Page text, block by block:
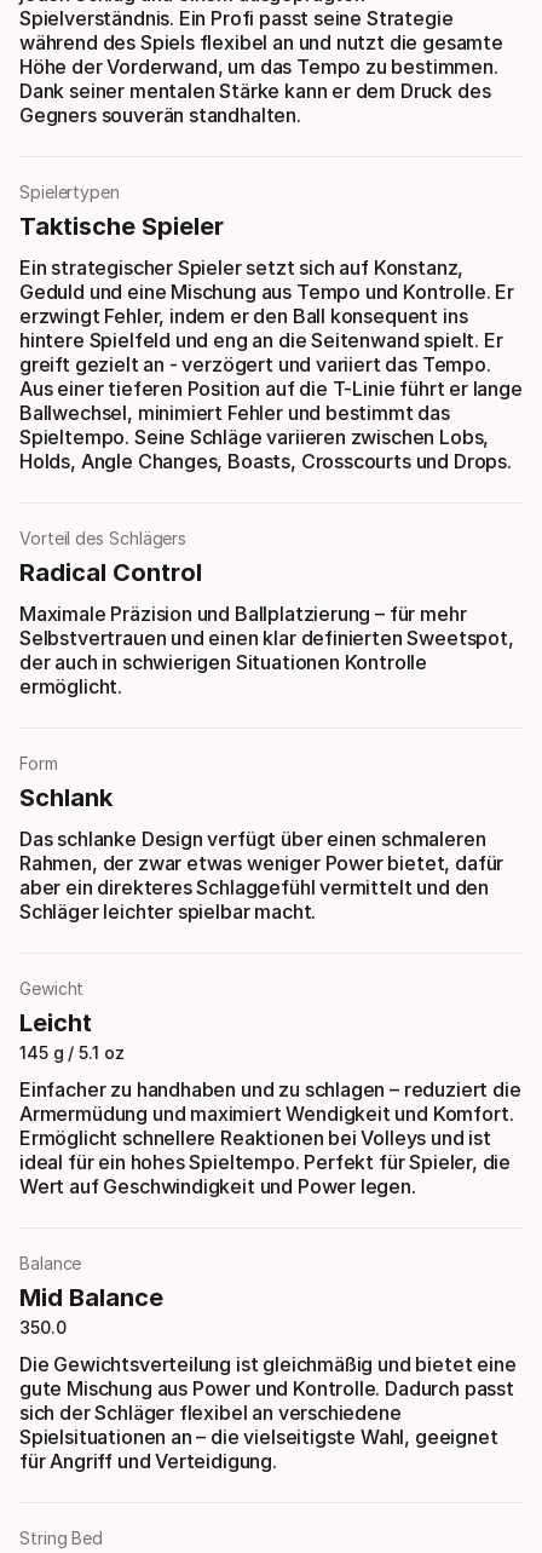
Spielverständnis. Ein Profi passt seine Strategie
während des Spiels flexibel an und nutzt die gesamte
Höhe der Vorderwand, um das Tempo zu bestimmen.
Dank seiner mentalen Stärke kann er dem Druck des
Gegners souverän standhalten.
Spielertypen
Taktische Spieler
Ein strategischer Spieler setzt sich auf Konstanz,
Geduld und eine Mischung aus Tempo und Kontrolle. Er
erzwingt Fehler, indem er den Ball konsequent ins
hintere Spielfeld und eng an die Seitenwand spielt. Er
greift gezielt an - verzögert und variiert das Tempo.
Aus einer tieferen Position auf die T-Linie führt er lange
Ballwechsel, minimiert Fehler und bestimmt das
Spieltempo. Seine Schläge variieren zwischen Lobs,
Holds, Angle Changes, Boasts, Crosscourts und Drops.
Vorteil des Schlägers
Radical Control
Maximale Präzision und Ballplatzierung – für mehr
Selbstvertrauen und einen klar definierten Sweetspot,
der auch in schwierigen Situationen Kontrolle
ermöglicht.
Form
Schlank
Das schlanke Design verfügt über einen schmaleren
Rahmen, der zwar etwas weniger Power bietet, dafür
aber ein direkteres Schlaggefühl vermittelt und den
Schläger leichter spielbar macht.
Gewicht
Leicht
145 g / 5.1 oz
Einfacher zu handhaben und zu schlagen – reduziert die
Armermüdung und maximiert Wendigkeit und Komfort.
Ermöglicht schnellere Reaktionen bei Volleys und ist
ideal für ein hohes Spieltempo. Perfekt für Spieler, die
Wert auf Geschwindigkeit und Power legen.
Balance
Mid Balance
350.0
Die Gewichtsverteilung ist gleichmäßig und bietet eine
gute Mischung aus Power und Kontrolle. Dadurch passt
sich der Schläger flexibel an verschiedene
Spielsituationen an – die vielseitigste Wahl, geeignet
für Angriff und Verteidigung.
String Bed